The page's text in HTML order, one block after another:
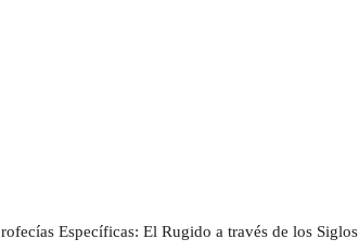
rofecías Específicas: El Rugido a través de los Siglos